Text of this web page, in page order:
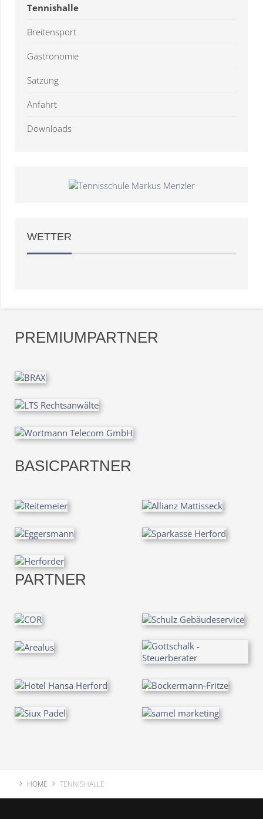
Tennishalle
Breitensport
Gastronomie
Satzung
Anfahrt
Downloads
WETTER
PREMIUMPARTNER
BASICPARTNER
PARTNER
HOME TENNISHALLE